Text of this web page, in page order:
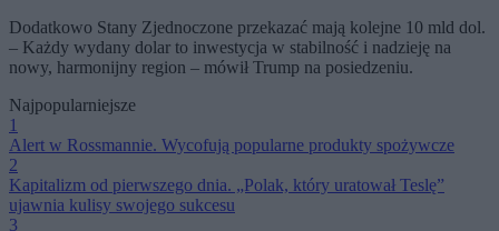
Dodatkowo Stany Zjednoczone przekazać mają kolejne 10 mld dol.
– Każdy wydany dolar to inwestycja w stabilność i nadzieję na
nowy, harmonijny region – mówił Trump na posiedzeniu.
Najpopularniejsze
1
Alert w Rossmannie. Wycofują popularne produkty spożywcze
2
Kapitalizm od pierwszego dnia. „Polak, który uratował Teslę”
ujawnia kulisy swojego sukcesu
3